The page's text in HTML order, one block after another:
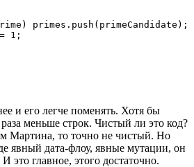
primes.push(primeCandidate);
1;
и его легче поменять. Хотя бы
меньше строк. Чистый ли это код?
Мартина, то точно не чистый. Но
явный дата-флоу, явные мутации, он
это главное, этого достаточно.